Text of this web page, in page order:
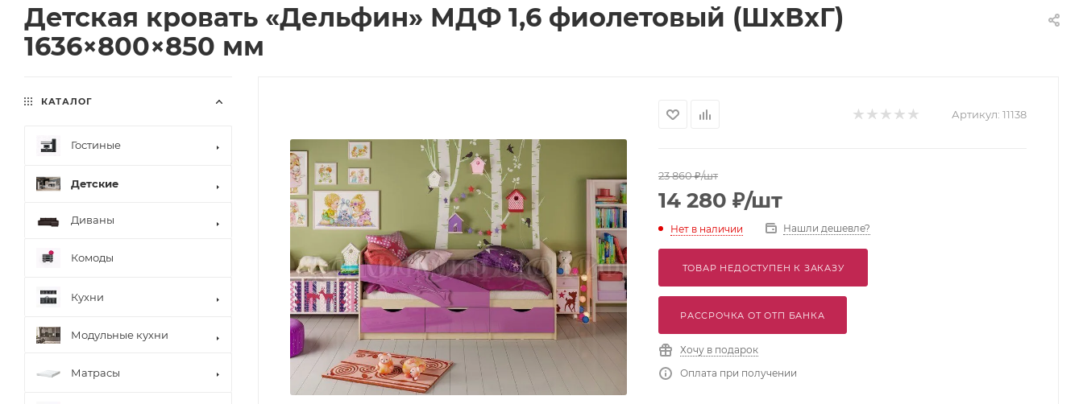
Детская кровать «Дельфин» МДФ 1,6 фиолетовый (ШхВхГ)
1636×800×850 мм
Артикул: 11138
23 860₽/шт
14 280 ₽/шт
Нет в наличии Нашли дешевле?
ТОВАР НЕДОСТУПЕН К ЗАКАЗУ
РАССРОЧКА ОТ ОТП БАНКА
Хочу в подарок
Оплата при получении
КАТАЛОГ
Гостиные
Детские
Диваны
Комоды
Кухни
Модульные кухни
Матрасы